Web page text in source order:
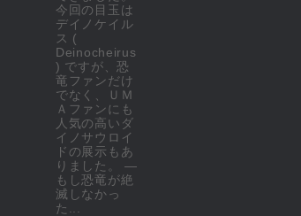
今回の目玉は
デイノケイル
ス (
Deinocheirus
) ですが、恐
竜ファンだけ
でなく、ＵＭ
Ａファンにも
人気の高いダ
イノサウロイ
ドの展示もあ
りました。 ―
もし恐竜が絶
滅しなかっ
た...